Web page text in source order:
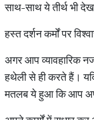
साथ-साथ ये तीर्थ भी
हस्त दर्शन कर्मों पर
अगर आप व्यावहारिक
हथेली से ही करते हैं।
मतलब ये हुआ कि आप